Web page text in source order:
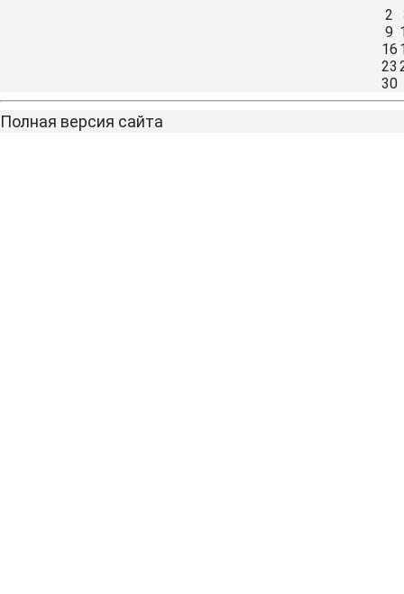
2
9
16
23
30
Полная версия сайта